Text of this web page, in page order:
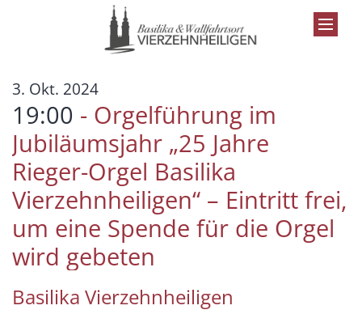
Zum Inhalt springen
3. Okt. 2024:
19:00
Orgelführung im
Jubiläumsjahr „25 Jahre
Rieger-Orgel Basilika
Vierzehnheiligen“ – Eintritt frei,
um eine Spende für die Orgel
wird gebeten
Basilika Vierzehnheiligen